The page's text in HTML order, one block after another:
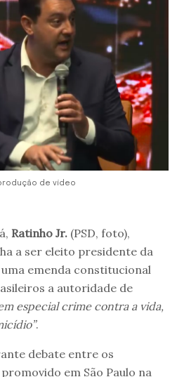
de vídeo
Ratinho Jr. (PSD, foto),
a ser eleito presidente da
emenda constitucional
a autoridade de
especial crime contra a vida,
.
debate entre os
em São Paulo na